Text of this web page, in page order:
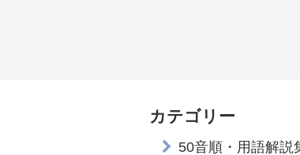
カテゴリー
50音順・用語解説